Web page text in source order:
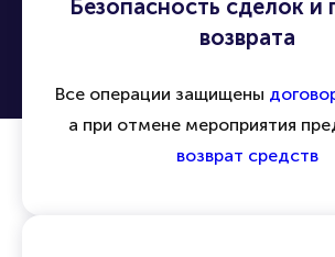
Безопасность сделок и
возврата
Все операции защищены
а при отмене мероприятия
возврат средств